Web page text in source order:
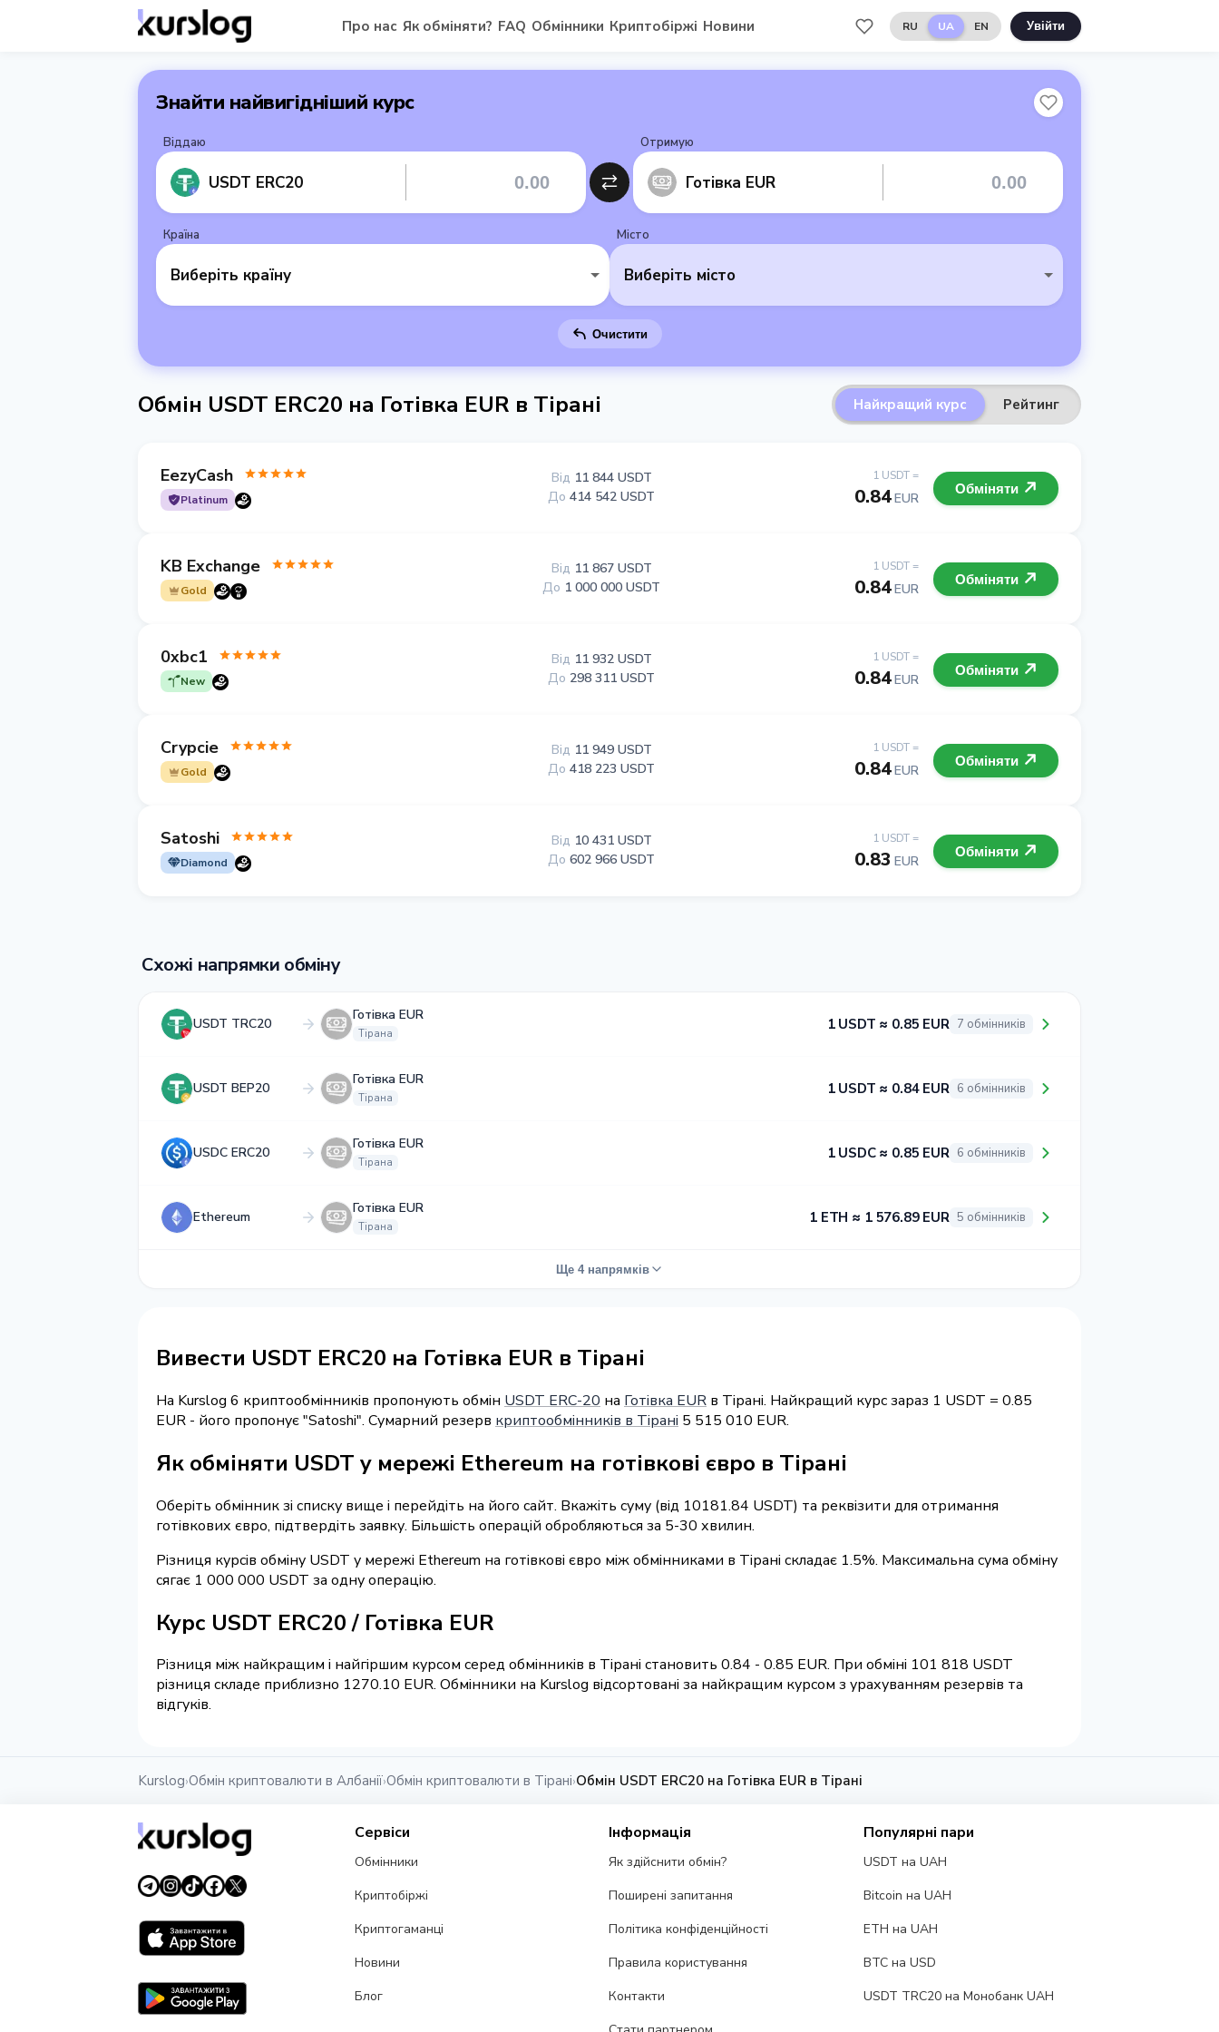
Про нас Як обміняти? FAQ Обмінники Криптобіржі Новини RU UA EN Увійти
Знайти найвигідніший курс
Віддаю
USDT ERC20
Отримую
Готівка EUR
Країна
Виберіть країну
Місто
Виберіть місто
Очистити
Обмін USDT ERC20 на Готівка EUR в Тірані Найкращий курс Рейтинг
EezyCash
Platinum
1 USDT =
0.84EUR
Від 11 844 USDT
До 414 542 USDT Обміняти
KB Exchange
Gold
1 USDT =
0.84EUR
Від 11 867 USDT
До 1 000 000 USDT Обміняти
0xbc1
New
1 USDT =
0.84EUR
Від 11 932 USDT
До 298 311 USDT Обміняти
Crypcie
Gold
1 USDT =
0.84EUR
Від 11 949 USDT
До 418 223 USDT Обміняти
Satoshi
Diamond
1 USDT =
0.83 EUR
Від 10 431 USDT
До 602 966 USDT Обміняти
Схожі напрямки обміну
USDT TRC20
Готівка EUR
Тірана
1 USDT ≈ 0.85 EUR 7 обмінників
USDT BEP20
Готівка EUR
Тірана
1 USDT ≈ 0.84 EUR 6 обмінників
USDC ERC20
Готівка EUR
Тірана
1 USDC ≈ 0.85 EUR 6 обмінників
Ethereum
Готівка EUR
Тірана
1 ETH ≈ 1 576.89 EUR 5 обмінників
Ще 4 напрямків
Вивести USDT ERC20 на Готівка EUR в Тірані
На Kurslog 6 криптообмінників пропонують обмін USDT ERC-20 на Готівка EUR в Тірані. Найкращий курс зараз 1 USDT = 0.85
EUR - його пропонує "Satoshi". Сумарний резерв криптообмінників в Тірані 5 515 010 EUR.
Як обміняти USDT у мережі Ethereum на готівкові євро в Тірані
Оберіть обмінник зі списку вище і перейдіть на його сайт. Вкажіть суму (від 10181.84 USDT) та реквізити для отримання
готівкових євро, підтвердіть заявку. Більшість операцій обробляються за 5-30 хвилин.
Різниця курсів обміну USDT у мережі Ethereum на готівкові євро між обмінниками в Тірані складає 1.5%. Максимальна сума обміну
сягає 1 000 000 USDT за одну операцію.
Курс USDT ERC20 / Готівка EUR
Різниця між найкращим і найгіршим курсом серед обмінників в Тірані становить 0.84 - 0.85 EUR. При обміні 101 818 USDT
різниця складе приблизно 1270.10 EUR. Обмінники на Kurslog відсортовані за найкращим курсом з урахуванням резервів та
відгуків.
Kurslog›Обмін криптовалюти в Албанії›Обмін криптовалюти в Тірані›Обмін USDT ERC20 на Готівка EUR в Тірані
Сервіси
Обмінники
Криптобіржі
Криптогаманці
Новини
Блог
Інформація
Як здійснити обмін?
Поширені запитання
Політика конфіденційності
Правила користування
Контакти
Популярні пари
USDT на UAH
Bitcoin на UAH
ETH на UAH
BTC на USD
USDT TRC20 на Монобанк UAH